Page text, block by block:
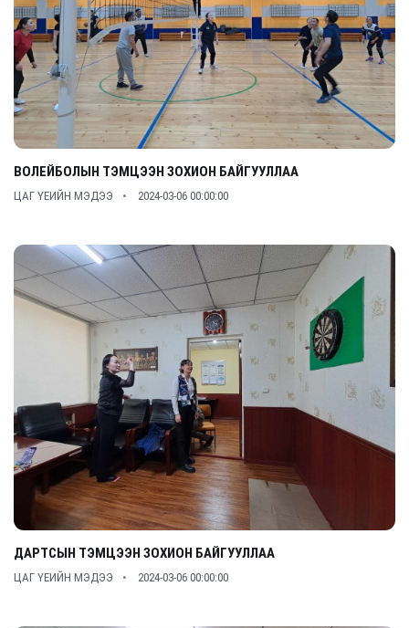
ВОЛЕЙБОЛЫН ТЭМЦЭЭН ЗОХИОН БАЙГУУЛЛАА
ЦАГ ҮЕИЙН МЭДЭЭ 2024-03-06 00:00:00
ДАРТСЫН ТЭМЦЭЭН ЗОХИОН БАЙГУУЛЛАА
ЦАГ ҮЕИЙН МЭДЭЭ 2024-03-06 00:00:00